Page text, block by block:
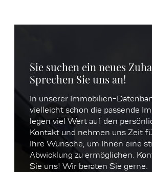
Sie suchen ein neues
Sprechen Sie uns an!
In unserer Immobilien-
vielleicht schon die passende
legen viel Wert auf den
Kontakt und nehmen uns Zeit
Ihre Wünsche, um Ihnen eine
Abwicklung zu ermöglichen.
Sie uns! Wir beraten Sie gerne.